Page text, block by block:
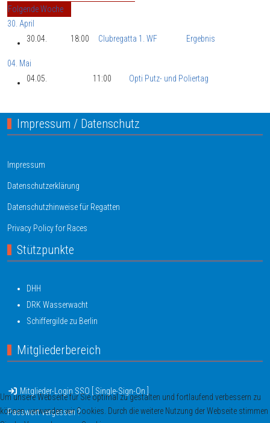
Folgende Woche
30. April
30.04.
18:00 Clubregatta 1. WF Ergebnis
04. Mai
04.05.
11:00 Opti Putz- und Poliertag
Impressum / Datenschutz
Impressum
Datenschutzerklärung
Datenschutzhinweise für Regatten
Privacy Policy for Races
Stützpunkte
DHH
DRK Wasserwacht
Schiffergilde zu Berlin
Mitgliederbereich
Mitglieder-Login SSO [ Single-Sign-On ]
Passwort vergessen ?
Um unsere Webseite für Sie optimal zu gestalten und fortlaufend verbessern zu
können, verwenden wir Cookies. Durch die weitere Nutzung der Webseite stimmen